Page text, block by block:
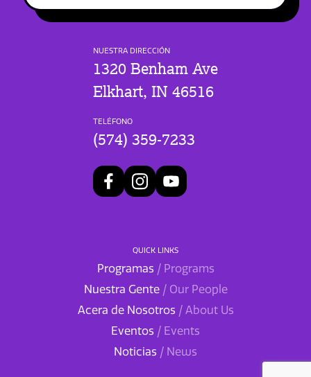
NUESTRA DIRECCIÓN
1320 Benham Ave
Elkhart, IN 46516
TELÉFONO
(574) 359-7233
QUICK LINKS
Programas / Programs
Nuestra Gente / Our People
Acera de Nosotros / About Us
Eventos / Events
Noticias / News